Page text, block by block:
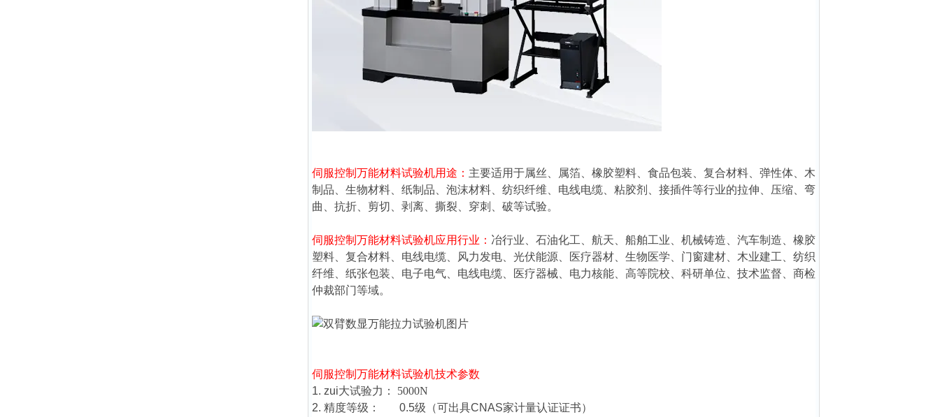
伺服控制万能材料试验机用途： 主要适用于属丝、属箔、橡胶塑料、食品包装、复合材料、弹性体、木
制品、生物材料、纸制品、泡沫材料、纺织纤维、电线电缆、粘胶剂、接插件等行业的拉伸、压缩、弯
曲、抗折、剪切、剥离、撕裂、穿刺、破等试验。
伺服控制万能材料试验机应用行业： 冶行业、石油化工、航天、船舶工业、机械铸造、汽车制造、橡胶
塑料、复合材料、电线电缆、风力发电、光伏能源、医疗器材、生物医学、门窗建材、木业建工、纺织
纤维、纸张包装、电子电气、电线电缆、医疗器械、电力核能、高等院校、科研单位、技术监督、商检
仲裁部门等域。
伺服控制万能材料试验机技术参数
1. zui大试验力： 5000N
2. 精度等级： 0.5级（可出具CNAS家计量认证证书）